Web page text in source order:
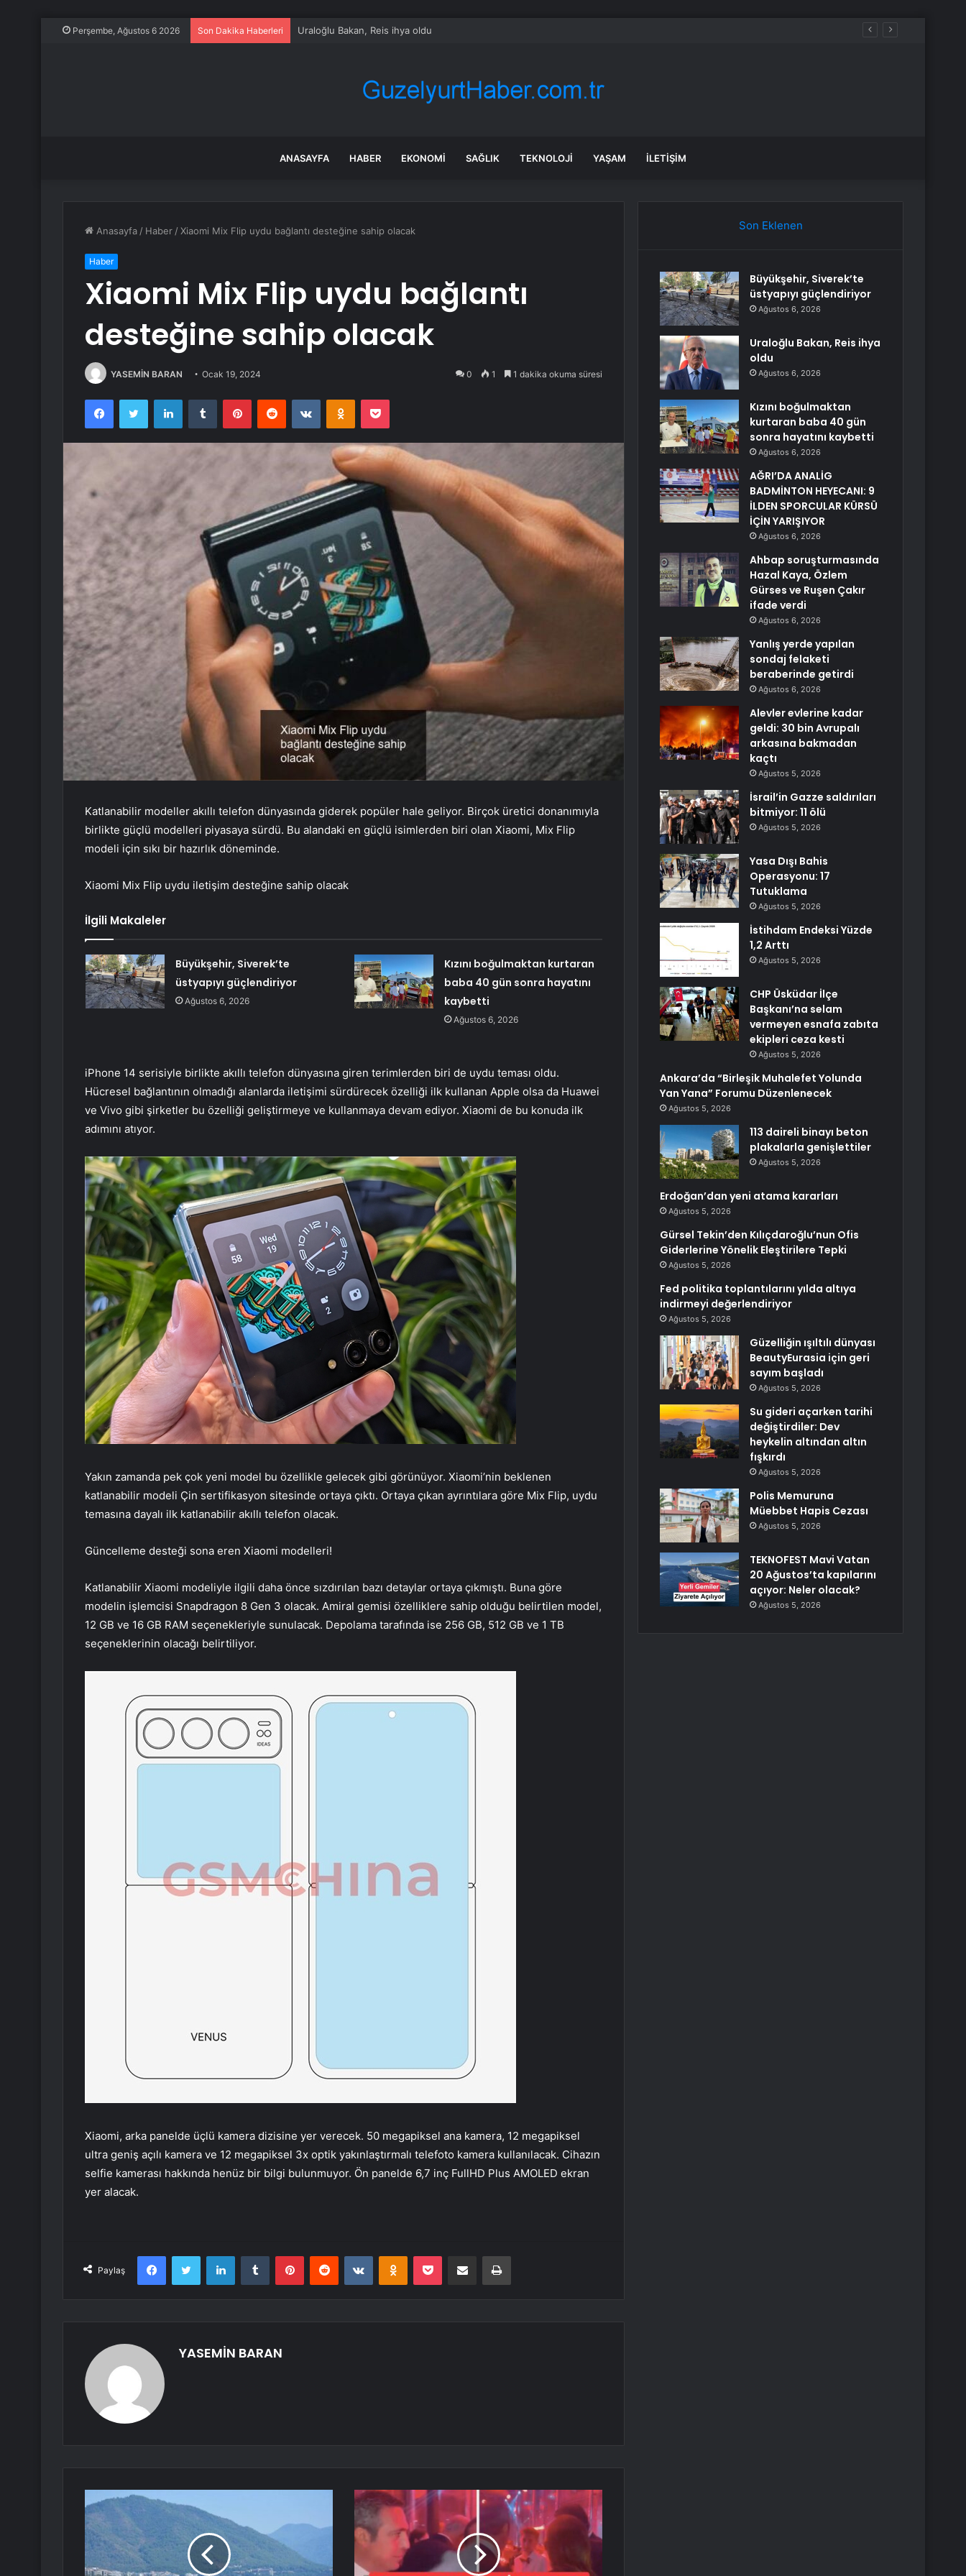
Perşembe, Ağustos 6 2026 Son Dakika Haberleri Uraloğlu Bakan, Reis ihya oldu
ANASAYFA HABER EKONOMI SAĞLIK TEKNOLOJI YAŞAM İLETIŞIM
Anasayfa / Haber /Xiaomi Mix Flip uydu bağlantı desteğine sahip olacak
Haber
Xiaomi Mix Flip uydu bağlantı
desteğine sahip olacak
YASEMİN BARAN Ocak 19, 2024 0 1 1 dakika okuma süresi
FacebookTwitter LinkedInTumblr PinterestReddit VKontakteOdnoklassniki
Pocket
Katlanabilir modeller akıllı telefon dünyasında giderek popüler hale geliyor. Birçok üretici donanımıyla
birlikte güçlü modelleri piyasaya sürdü. Bu alandaki en güçlü isimlerden biri olan Xiaomi, Mix Flip
modeli için sıkı bir hazırlık döneminde.
Xiaomi Mix Flip uydu iletişim desteğine sahip olacak
İlgili Makaleler
Büyükşehir, Siverek’te
üstyapıyı güçlendiriyor
Ağustos 6, 2026
Kızını boğulmaktan kurtaran
baba 40 gün sonra hayatını
kaybetti
Ağustos 6, 2026
iPhone 14 serisiyle birlikte akıllı telefon dünyasına giren terimlerden biri de uydu teması oldu.
Hücresel bağlantının olmadığı alanlarda iletişimi sürdürecek özelliği ilk kullanan Apple olsa da Huawei
ve Vivo gibi şirketler bu özelliği geliştirmeye ve kullanmaya devam ediyor. Xiaomi de bu konuda ilk
adımını atıyor.
Yakın zamanda pek çok yeni model bu özellikle gelecek gibi görünüyor. Xiaomi’nin beklenen
katlanabilir modeli Çin sertifikasyon sitesinde ortaya çıktı. Ortaya çıkan ayrıntılara göre Mix Flip, uydu
temasına dayalı ilk katlanabilir akıllı telefon olacak.
Güncelleme desteği sona eren Xiaomi modelleri!
Katlanabilir Xiaomi modeliyle ilgili daha önce sızdırılan bazı detaylar ortaya çıkmıştı. Buna göre
modelin işlemcisi Snapdragon 8 Gen 3 olacak. Amiral gemisi özelliklere sahip olduğu belirtilen model,
12 GB ve 16 GB RAM seçenekleriyle sunulacak. Depolama tarafında ise 256 GB, 512 GB ve 1 TB
seçeneklerinin olacağı belirtiliyor.
Xiaomi, arka panelde üçlü kamera dizisine yer verecek. 50 megapiksel ana kamera, 12 megapiksel
ultra geniş açılı kamera ve 12 megapiksel 3x optik yakınlaştırmalı telefoto kamera kullanılacak. Cihazın
selfie kamerası hakkında henüz bir bilgi bulunmuyor. Ön panelde 6,7 inç FullHD Plus AMOLED ekran
yer alacak.
Paylaş
FacebookTwitter LinkedInTumblr PinterestReddit VKontakteOdnoklassniki
Pocket E-Posta ile paylaş Yazdır
YASEMİN BARAN
Son Eklenen
Büyükşehir, Siverek’te
üstyapıyı güçlendiriyor
Ağustos 6, 2026
Uraloğlu Bakan, Reis ihya
oldu
Ağustos 6, 2026
Kızını boğulmaktan
kurtaran baba 40 gün
sonra hayatını kaybetti
Ağustos 6, 2026
AĞRI’DA ANALİG
BADMİNTON HEYECANI: 9
İLDEN SPORCULAR KÜRSÜ
İÇİN YARIŞIYOR
Ağustos 6, 2026
Ahbap soruşturmasında
Hazal Kaya, Özlem
Gürses ve Ruşen Çakır
ifade verdi
Ağustos 6, 2026
Yanlış yerde yapılan
sondaj felaketi
beraberinde getirdi
Ağustos 6, 2026
Alevler evlerine kadar
geldi: 30 bin Avrupalı
arkasına bakmadan
kaçtı
Ağustos 5, 2026
İsrail’in Gazze saldırıları
bitmiyor: 11 ölü
Ağustos 5, 2026
Yasa Dışı Bahis
Operasyonu: 17
Tutuklama
Ağustos 5, 2026
İstihdam Endeksi Yüzde
1,2 Arttı
Ağustos 5, 2026
CHP Üsküdar İlçe
Başkanı’na selam
vermeyen esnafa zabıta
ekipleri ceza kesti
Ağustos 5, 2026
Ankara’da “Birleşik Muhalefet Yolunda
Yan Yana” Forumu Düzenlenecek
Ağustos 5, 2026
113 daireli binayı beton
plakalarla genişlettiler
Ağustos 5, 2026
Erdoğan’dan yeni atama kararları
Ağustos 5, 2026
Gürsel Tekin’den Kılıçdaroğlu’nun Ofis
Giderlerine Yönelik Eleştirilere Tepki
Ağustos 5, 2026
Fed politika toplantılarını yılda altıya
indirmeyi değerlendiriyor
Ağustos 5, 2026
Güzelliğin ışıltılı dünyası
BeautyEurasia için geri
sayım başladı
Ağustos 5, 2026
Su gideri açarken tarihi
değiştirdiler: Dev
heykelin altından altın
fışkırdı
Ağustos 5, 2026
Polis Memuruna
Müebbet Hapis Cezası
Ağustos 5, 2026
TEKNOFEST Mavi Vatan
20 Ağustos’ta kapılarını
açıyor: Neler olacak?
Ağustos 5, 2026